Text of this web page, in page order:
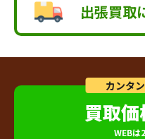
出張買取
カンタ
買取
WEBは